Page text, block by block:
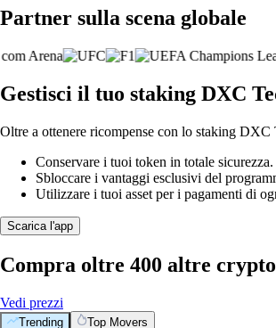
Partner sulla scena globale
Gestisci il tuo staking DXC
Oltre a ottenere ricompense con lo staking
Conservare i tuoi token in totale sicurezza.
Sbloccare i vantaggi esclusivi del
Utilizzare i tuoi asset per i pagamenti di
Scarica l'app
Compra oltre 400 altre crypto
Vedi prezzi
Trending Top Movers